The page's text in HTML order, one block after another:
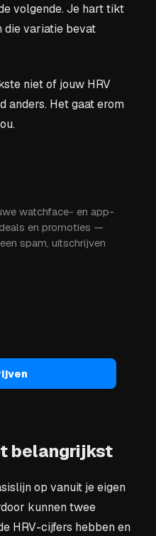
volgende. Je hart tikt
die variatie bevat
niet of jouw HRV
anders. Het gaat erom
watchface- en app-
en promoties —
spam, uitschrijven
belangrijkst
op vanuit je eigen
kunnen twee
HRV-cijfers hebben en